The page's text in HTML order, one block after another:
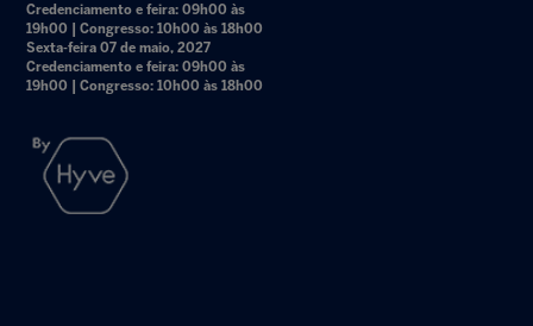
Credenciamento e feira: 09h00 às
19h00 | Congresso: 10h00 às 18h00
Sexta-feira 07 de maio, 2027
Credenciamento e feira: 09h00 às
19h00 | Congresso: 10h00 às 18h00